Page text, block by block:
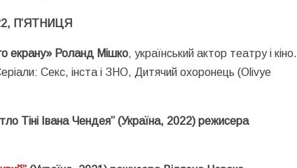
П’ЯТНИЦЯ
екрану» Роланд Мішко, український актор театру і кіно.
Секс, інста і ЗНО, Дитячий охоронець (Olivye
Тіні Івана Чендея” (Україна, 2022) режисера